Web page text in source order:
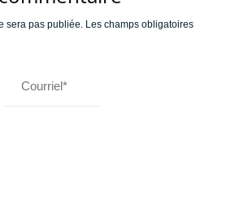
sera pas publiée. Les champs obligatoires